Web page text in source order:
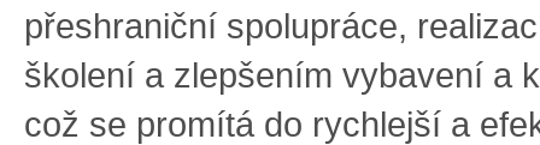
přeshraniční spolupráce,
školení a zlepšením vybavení a
což se promítá do rychlejší a